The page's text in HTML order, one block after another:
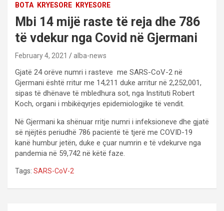
BOTA KRYESORE KRYESORE
Mbi 14 mijë raste të reja dhe 786
të vdekur nga Covid në Gjermani
February 4, 2021 alba-news
Gjatë 24 orëve numri i rasteve me SARS-CoV-2 në
Gjermani është rritur me 14,211 duke arritur në 2,252,001,
sipas të dhënave të mbledhura sot, nga Instituti Robert
Koch, organi i mbikëqyrjes epidemiologjike të vendit.
Në Gjermani ka shënuar rritje numri i infeksioneve dhe gjatë
së njëjtës periudhë 786 pacientë të tjerë me COVID-19
kanë humbur jetën, duke e çuar numrin e të vdekurve nga
pandemia në 59,742 në këtë faze.
Tags: SARS-CoV-2